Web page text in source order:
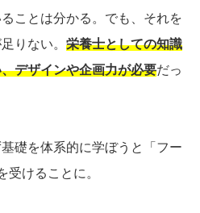
ことは分かる。でも、それを
りない。 栄養士としての知識
デザインや企画力が必要だっ
礎を体系的に学ぼうと「フー
受けることに。